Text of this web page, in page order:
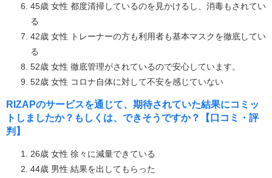
45歳 女性 都度清掃しているのを見かけるし、消毒もされてい
る
42歳 女性 トレーナーの方も利用者も基本マスクを徹底してい
る
52歳 女性 徹底管理がされているので安心しています。
52歳 女性 コロナ自体に対して不安を感じていない
RIZAPのサービスを通じて、期待されていた結果にコミッ
トしましたか？もしくは、できそうですか？【口コミ・評
判】
26歳 女性 徐々に減量できている
44歳 男性 結果を出してもらった